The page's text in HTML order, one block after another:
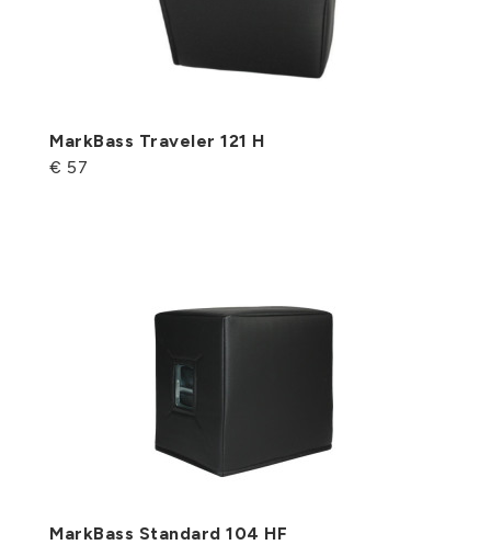
MarkBass Traveler 121 H
€ 57
MarkBass Standard 104 HF